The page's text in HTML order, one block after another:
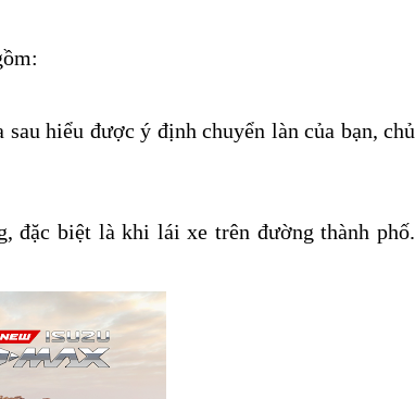
hiểu được ý định chuyển làn của bạn, chủ
đặc biệt là khi lái xe trên đường thành phố.